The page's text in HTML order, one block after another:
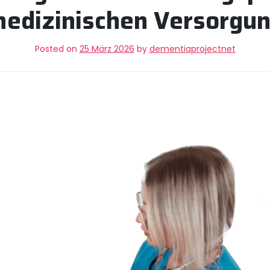
Posted on 25 März 2026 by dementiaprojectnet